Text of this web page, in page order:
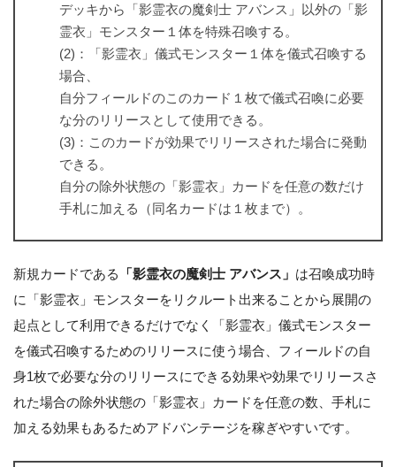
デッキから「影霊衣の魔剣士 アバンス」以外の「影
霊衣」モンスター１体を特殊召喚する。
(2)：「影霊衣」儀式モンスター１体を儀式召喚する
場合、
自分フィールドのこのカード１枚で儀式召喚に必要
な分のリリースとして使用できる。
(3)：このカードが効果でリリースされた場合に発動
できる。
自分の除外状態の「影霊衣」カードを任意の数だけ
手札に加える（同名カードは１枚まで）。
新規カードである 「影霊衣の魔剣士 アバンス」 は召喚成功時
に「影霊衣」モンスターをリクルート出来ることから展開の
起点として利用できるだけでなく「影霊衣」儀式モンスター
を儀式召喚するためのリリースに使う場合、フィールドの自
身1枚で必要な分のリリースにできる効果や効果でリリースさ
れた場合の除外状態の「影霊衣」カードを任意の数、手札に
加える効果もあるためアドバンテージを稼ぎやすいです。